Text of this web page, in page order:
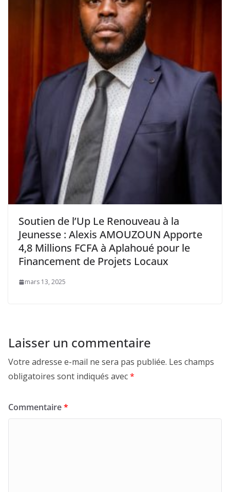
Soutien de l’Up Le Renouveau à la
Jeunesse : Alexis AMOUZOUN Apporte
4,8 Millions FCFA à Aplahoué pour le
Financement de Projets Locaux
mars 13, 2025
Laisser un commentaire
Votre adresse e-mail ne sera pas publiée. Les champs
obligatoires sont indiqués avec*
Commentaire*